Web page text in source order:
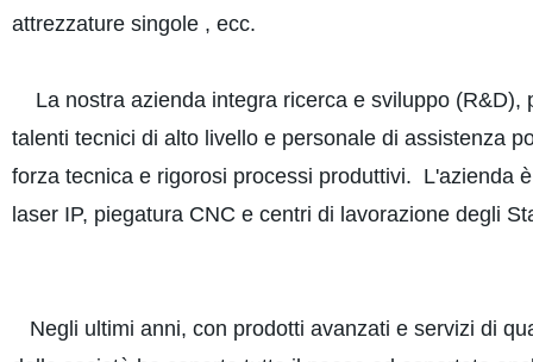
attrezzature singole , ecc.
La nostra azienda integra ricerca e sviluppo (R&D),
talenti tecnici di alto livello e personale di assistenza
forza tecnica e rigorosi processi produttivi. L'azienda
laser IP, piegatura CNC e centri di lavorazione degli
Negli ultimi anni, con prodotti avanzati e servizi di